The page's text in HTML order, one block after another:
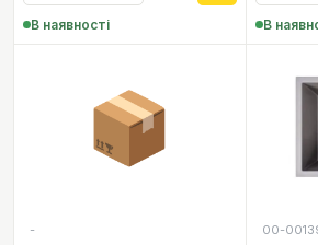
В наявності В
📦
- 00-